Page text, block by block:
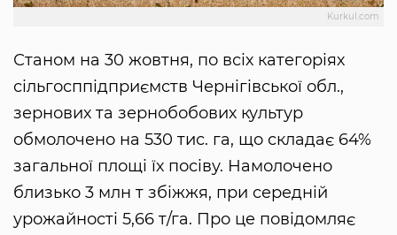
Kurkul.com
Станом на 30 жовтня, по всіх категоріях
сільгосппідприємств Чернігівської обл.,
зернових та зернобобових культур
обмолочено на 530 тис. га, що складає 64%
загальної площі їх посіву. Намолочено
близько 3 млн т збіжжя, при середній
урожайності 5,66 т/га. Про це повідомляє